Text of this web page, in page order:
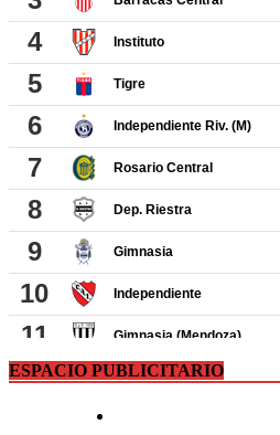
ESPACIO PUBLICITARIO